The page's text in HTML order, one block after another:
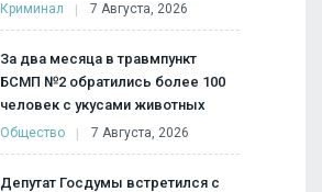
Криминал 7 Августа, 2026
За два месяца в травмпункт
БСМП №2 обратились более 100
человек с укусами животных
Общество 7 Августа, 2026
Депутат Госдумы встретился с